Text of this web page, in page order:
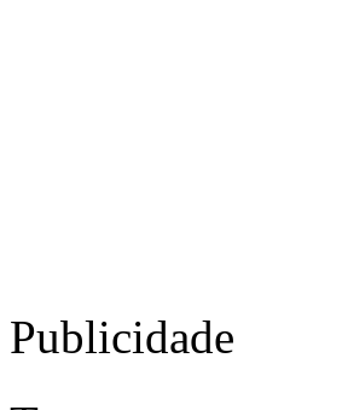
Publicidade